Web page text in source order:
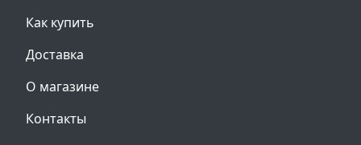
Как купить
Доставка
О магазине
Контакты